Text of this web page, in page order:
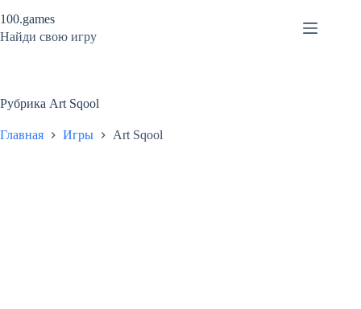
к
сути
100.games
Найди свою игру
Рубрика Art Sqool
Главная Игры Art Sqool